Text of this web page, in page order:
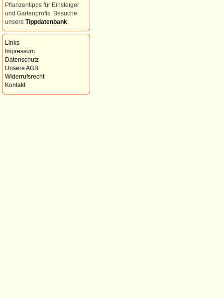
Pflanzentipps für Einsteiger
und Gartenprofis. Besuche
unsere Tippdatenbank
Links
Impressum
Datenschutz
Unsere AGB
Widerrufsrecht
Kontakt